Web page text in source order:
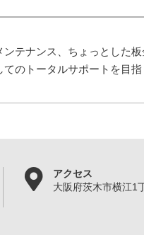
テナンス、ちょっとした
のトータルサポートを目
アクセス
大阪府茨木市横江1